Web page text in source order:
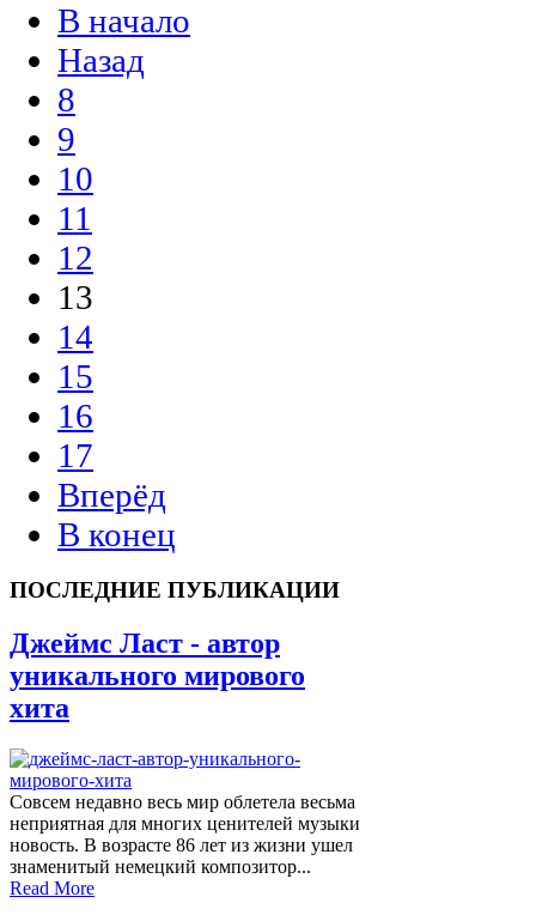
В начало
Назад
8
9
10
11
12
13
14
15
16
17
Вперёд
В конец
ПОСЛЕДНИЕ ПУБЛИКАЦИИ
Джеймс Ласт - автор
уникального мирового
хита
Совсем недавно весь мир облетела весьма
неприятная для многих ценителей музыки
новость. В возрасте 86 лет из жизни ушел
знаменитый немецкий композитор...
Read More